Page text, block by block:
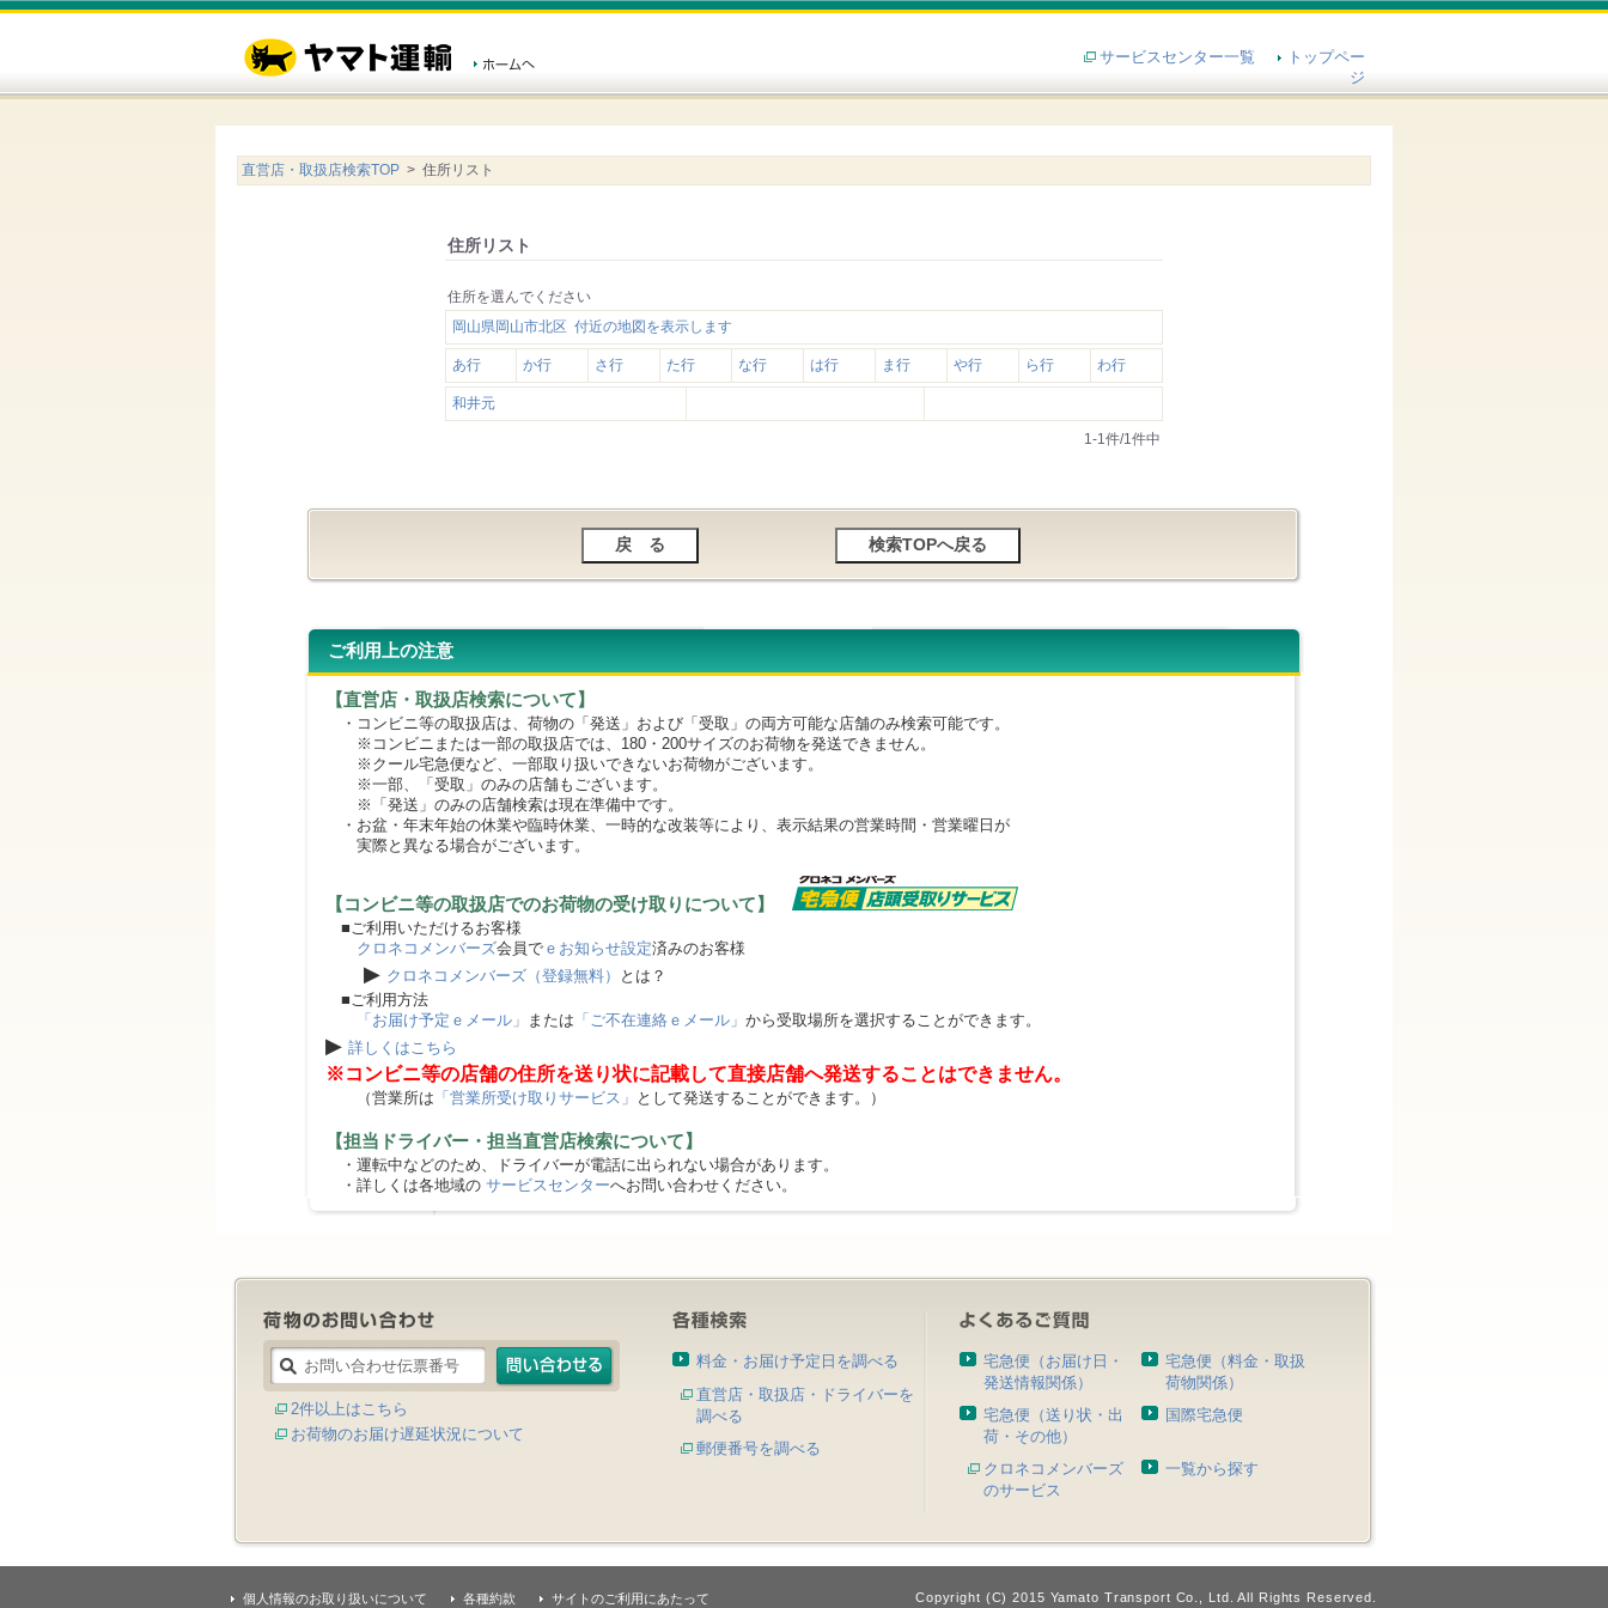
サービスセンター一覧
トップペー
ジ
直営店・取扱店検索TOP > 住所リスト
住所リスト
住所を選んでください
岡山県岡山市北区 付近の地図を表示します
あ行 か行 さ行 た行 な行 は行 ま行 や行 ら行 わ行
和井元
1-1件/1件中
ご利用上の注意
【直営店・取扱店検索について】
・コンビニ等の取扱店は、荷物の「発送」および「受取」の両方可能な店舗のみ検索可能です。
※コンビニまたは一部の取扱店では、180・200サイズのお荷物を発送できません。
※クール宅急便など、一部取り扱いできないお荷物がございます。
※一部、「受取」のみの店舗もございます。
※「発送」のみの店舗検索は現在準備中です。
・お盆・年末年始の休業や臨時休業、一時的な改装等により、表示結果の営業時間・営業曜日が
実際と異なる場合がございます。
【コンビニ等の取扱店でのお荷物の受け取りについて】
■ご利用いただけるお客様
クロネコメンバーズ会員で ｅお知らせ設定済みのお客様
▶ クロネコメンバーズ（登録無料）
とは？
■ご利用方法
「お届け予定ｅメール」 または 「ご不在連絡ｅメール」 から受取場所を選択することができます。
▶ 詳しくはこちら
※コンビニ等の店舗の住所を送り状に記載して直接店舗へ発送することはできません。
（営業所は 「営業所受け取りサービス」 として発送することができます。）
【担当ドライバー・担当直営店検索について】
・運転中などのため、ドライバーが電話に出られない場合があります。
・詳しくは各地域の サービスセンターへお問い合わせください。
2件以上はこちら
お荷物のお届け遅延状況について
料金・お届け予定日を調べる
直営店・取扱店・ドライバーを
調べる
郵便番号を調べる
宅急便（お届け日・
発送情報関係）
宅急便（料金・取扱
荷物関係）
宅急便（送り状・出
荷・その他）
国際宅急便
クロネコメンバーズ
のサービス
一覧から探す
個人情報のお取り扱いについて 各種約款 サイトのご利用にあたって Copyright (C) 2015 Yamato Transport Co., Ltd. All Rights Reserved.